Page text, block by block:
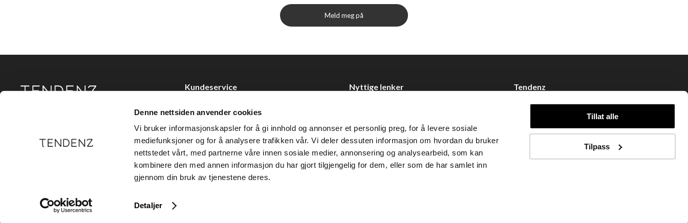
Denne nettsiden anvender cookies
Vi bruker informasjonskapsler for å gi innhold og annonser et personlig preg, for å levere sosiale
mediefunksjoner og for å analysere trafikken vår. Vi deler dessuten informasjon om hvordan du bruker
nettstedet vårt, med partnerne våre innen sosiale medier, annonsering og analysearbeid, som kan
kombinere den med annen informasjon du har gjort tilgjengelig for dem, eller som de har samlet inn
gjennom din bruk av tjenestene deres.
Detaljer
Tillat alle
Tilpass
Meld meg på
Tendenz Hårpleie AS er en solid totalleverandør av
eksklusive merker og profesjonelle produkter til
Kundeservice
Kjøpsvilkår
Personvern
Holtegata 26, 0355 Oslo
Nyttige lenker
Åpenhetsloven
Tendenz
Handle hos oss